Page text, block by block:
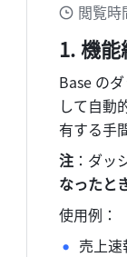
閲覧時
機能
Base の
して自動
有する手
注 ：ダ
なったと
使用例：
売上